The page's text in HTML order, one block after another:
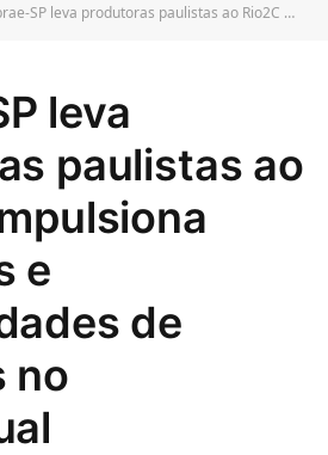
leva produtoras paulistas ao Rio2C e impulsiona conexões e oportunidades de negócios no audiovisual
leva
paulistas ao
e
de
no